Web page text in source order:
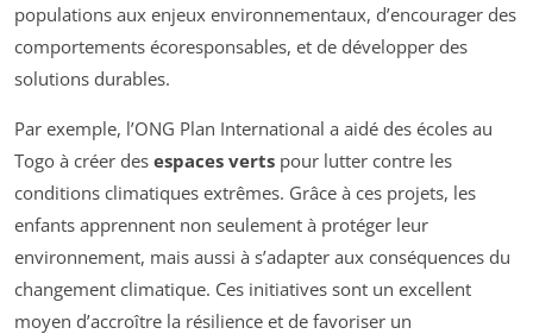
populations aux enjeux environnementaux, d’encourager des
comportements écoresponsables, et de développer des
solutions durables.
Par exemple, l’ONG Plan International a aidé des écoles au
Togo à créer des espaces verts pour lutter contre les
conditions climatiques extrêmes. Grâce à ces projets, les
enfants apprennent non seulement à protéger leur
environnement, mais aussi à s’adapter aux conséquences du
changement climatique. Ces initiatives sont un excellent
moyen d’accroître la résilience et de favoriser un